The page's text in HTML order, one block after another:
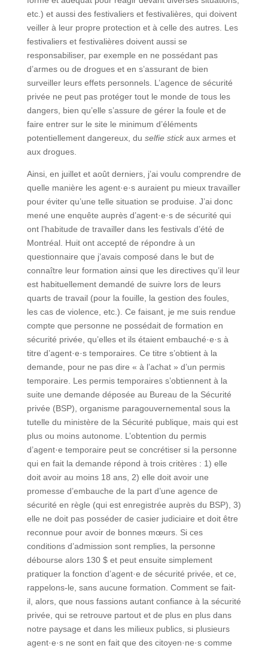
etc.) et aussi des festivaliers et festivalières, qui doivent
veiller à leur propre protection et à celle des autres. Les
festivaliers et festivalières doivent aussi se
responsabiliser, par exemple en ne possédant pas
d’armes ou de drogues et en s’assurant de bien
surveiller leurs effets personnels. L’agence de sécurité
privée ne peut pas protéger tout le monde de tous les
dangers, bien qu’elle s’assure de gérer la foule et de
faire entrer sur le site le minimum d’éléments
potentiellement dangereux, du selfie stickaux armes et
aux drogues.
Ainsi, en juillet et août derniers, j’ai voulu comprendre de
quelle manière les agent·e·s auraient pu mieux travailler
pour éviter qu’une telle situation se produise. J’ai donc
mené une enquête auprès d’agent·e·s de sécurité qui
ont l’habitude de travailler dans les festivals d’été de
Montréal. Huit ont accepté de répondre à un
questionnaire que j’avais composé dans le but de
connaître leur formation ainsi que les directives qu’il leur
est habituellement demandé de suivre lors de leurs
quarts de travail (pour la fouille, la gestion des foules,
les cas de violence, etc.). Ce faisant, je me suis rendue
compte que personne ne possédait de formation en
sécurité privée, qu’elles et ils étaient embauché·e·s à
titre d’agent·e·s temporaires. Ce titre s’obtient à la
demande, pour ne pas dire « à l’achat » d’un permis
temporaire. Les permis temporaires s’obtiennent à la
suite une demande déposée au Bureau de la Sécurité
privée (BSP), organisme paragouvernemental sous la
tutelle du ministère de la Sécurité publique, mais qui est
plus ou moins autonome. L’obtention du permis
d’agent·e temporaire peut se concrétiser si la personne
qui en fait la demande répond à trois critères : 1) elle
doit avoir au moins 18 ans, 2) elle doit avoir une
promesse d’embauche de la part d’une agence de
sécurité en règle (qui est enregistrée auprès du BSP), 3)
elle ne doit pas posséder de casier judiciaire et doit être
reconnue pour avoir de bonnes mœurs. Si ces
conditions d’admission sont remplies, la personne
débourse alors 130 $ et peut ensuite simplement
pratiquer la fonction d’agent·e de sécurité privée, et ce,
rappelons-le, sans aucune formation. Comment se fait-
il, alors, que nous fassions autant confiance à la sécurité
privée, qui se retrouve partout et de plus en plus dans
notre paysage et dans les milieux publics, si plusieurs
agent·e·s ne sont en fait que des citoyen·ne·s comme